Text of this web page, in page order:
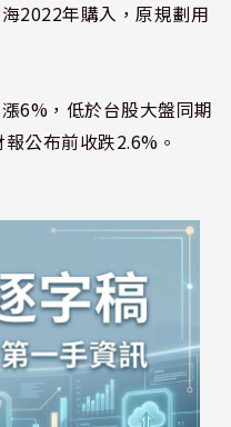
2022年購入，原規劃用
6%，低於台股大盤同期
公布前收跌2.6%。